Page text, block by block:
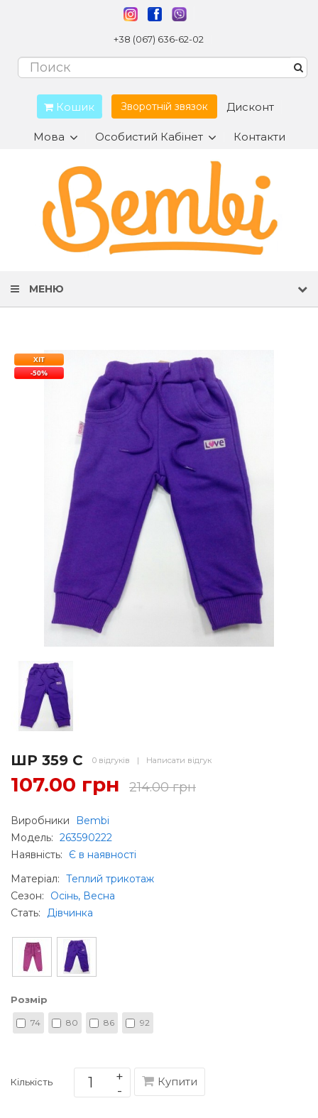
+38 (067) 636-62-02
Кошик Зворотній звязок Дисконт
Мова Особистий Кабінет Контакти
МЕНЮ
ХІТ
-50%
ШР 359 С 0 відгуків | Написати відгук
107.00 грн 214.00 грн
Виробники
Bembi
Модель: 263590222
Наявність:
Є в наявності
Матеріал: Теплий трикотаж
Сезон:
Осінь, Весна
Стать: Дівчинка
Розмір
74 80 86 92
Кількість Купити